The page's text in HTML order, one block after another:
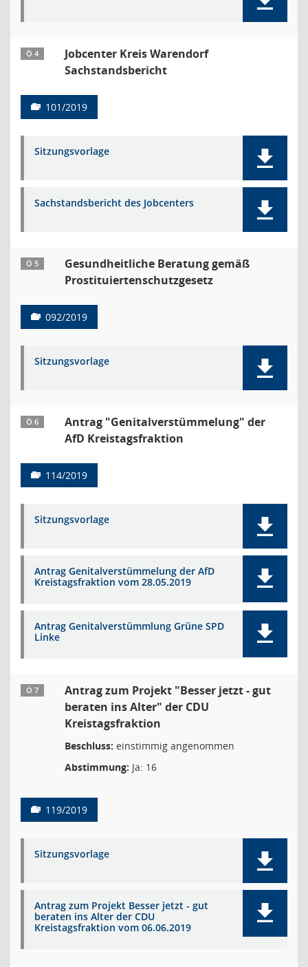
Ö 4
Jobcenter Kreis Warendorf
Sachstandsbericht
101/2019
Sitzungsvorlage
Sachstandsbericht des Jobcenters
Ö 5
Gesundheitliche Beratung gemäß
Prostituiertenschutzgesetz
092/2019
Sitzungsvorlage
Ö 6
Antrag "Genitalverstümmelung" der
AfD Kreistagsfraktion
114/2019
Sitzungsvorlage
Antrag Genitalverstümmelung der AfD
Kreistagsfraktion vom 28.05.2019
Antrag Genitalverstümmlung Grüne SPD
Linke
Ö 7
Antrag zum Projekt "Besser jetzt - gut
beraten ins Alter" der CDU
Kreistagsfraktion
Beschluss: einstimmig angenommen
Abstimmung: Ja: 16
119/2019
Sitzungsvorlage
Antrag zum Projekt Besser jetzt - gut
beraten ins Alter der CDU
Kreistagsfraktion vom 06.06.2019